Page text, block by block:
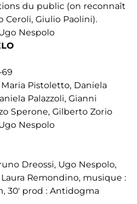
du public (on reconnaît
Giulio Paolini).
Nespolo
Pistoletto, Daniela
Palazzoli, Gianni
Sperone, Gilberto Zorio
Nespolo
Dreossi, Ugo Nespolo,
Remondino, musique :
30' prod : Antidogma